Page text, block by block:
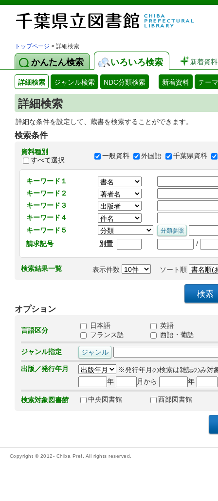
トップページ > 詳細検索
かんたん検索 いろいろ検索 新着資料
詳細検索 ジャンル検索 NDC分類検索 新着資料 テー
詳細検索
詳細な条件を設定して、蔵書を検索することができます。
検索条件
資料種別
すべて選択
一般資料 外国語 千葉県資料
キーワード１
キーワード２
キーワード３
キーワード４
キーワード５
請求記号
別置 /
検索結果一覧 表示件数 ソート順
オプション
言語区分
日本語
英語
フランス語
西語・葡語
ジャンル指定
出版／発行年月
※発行年月の検索は雑誌のみ対
年
月から 年
検索対象図書館 中央図書館 西部図書館
Copyright © 2012- Chiba Pref. All rights reserved.